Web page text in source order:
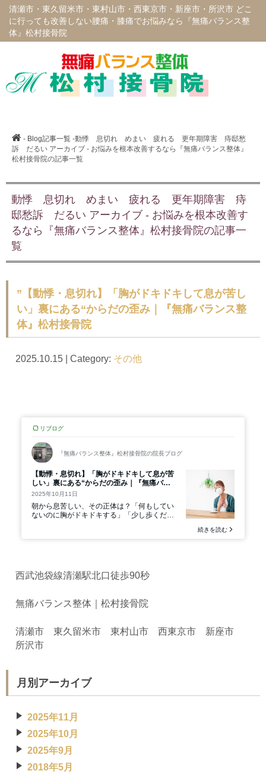
清瀬市・東久留米市・東村山市・西東京市・新座市・所沢市 どこ
に行っても改善しない腰痛・膝痛でお悩みなら『無痛バランス整
体』松村接骨院
- Blog記事一覧 -動悸 息切れ めまい 疲れる 更年期障害 痔邸愁
訴 だるい アーカイブ - お悩みを根本改善するなら『無痛バランス整体』
松村接骨院の記事一覧
動悸 息切れ めまい 疲れる 更年期障害 痔
邸愁訴 だるい アーカイブ - お悩みを根本改善す
るなら『無痛バランス整体』松村接骨院の記事一
覧
”【動悸・息切れ】「胸がドキドキして息が苦し
い」裏にある“からだの歪み｜『無痛バランス整
体』松村接骨院
2025.10.15 | Category: その他
西武池袋線清瀬駅北口徒歩90秒
無痛バランス整体｜松村接骨院
清瀬市 東久留米市 東村山市 西東京市 新座市
所沢市
月別アーカイブ
2025年11月
2025年10月
2025年9月
2018年5月